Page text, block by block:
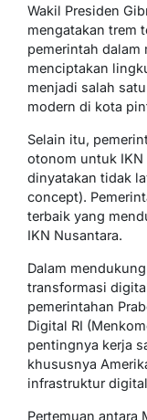
Wakil Presiden
mengatakan trem
pemerintah dalam
menciptakan
menjadi salah
modern di kota
Selain itu,
otonom untuk IKN
dinyatakan tidak
concept).
terbaik yang
IKN Nusantara.
Dalam
transformasi
pemerintahan
Digital RI
pentingnya kerja
khususnya
infrastruktur
Pertemuan antara